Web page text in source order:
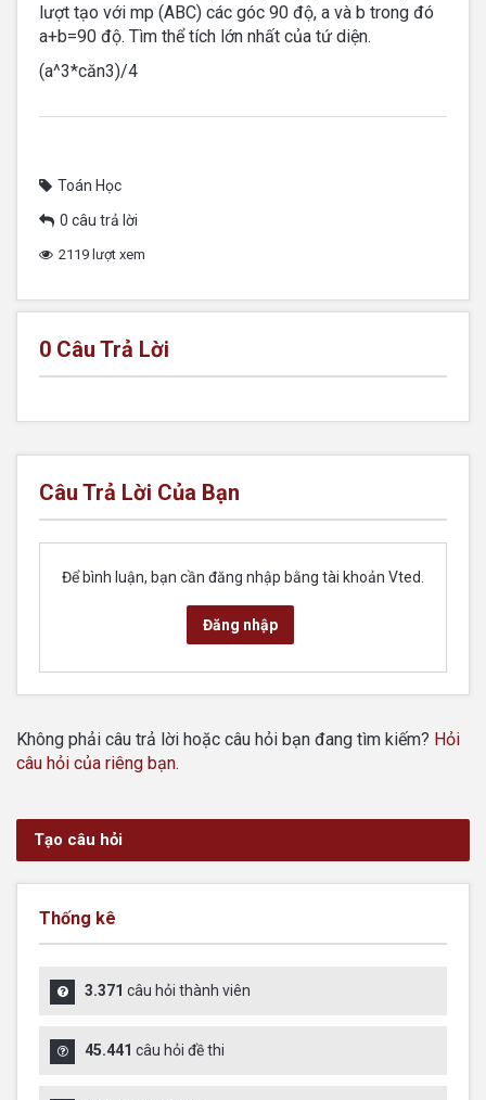
lượt tạo với mp (ABC) các góc 90 độ, a và b trong đó
a+b=90 độ. Tìm thể tích lớn nhất của tứ diện.
(a^3*căn3)/4
Toán Học
0 câu trả lời
2119 lượt xem
0 Câu Trả Lời
Câu Trả Lời Của Bạn
Để bình luận, bạn cần đăng nhập bằng tài khoản Vted.
Đăng nhập
Không phải câu trả lời hoặc câu hỏi bạn đang tìm kiếm? Hỏi
câu hỏi của riêng bạn.
Tạo câu hỏi
Thống kê
3.371 câu hỏi thành viên
45.441 câu hỏi đề thi